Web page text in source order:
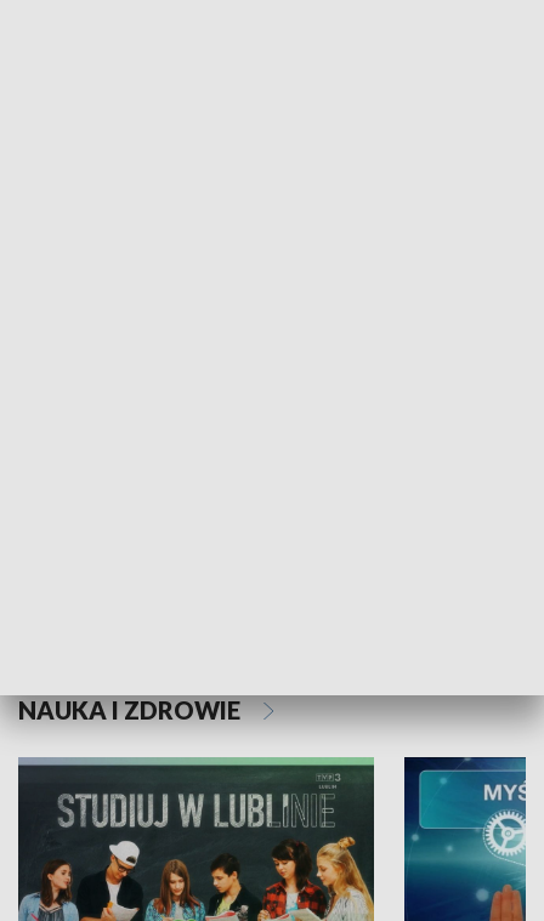
NAUKA I ZDROWIE